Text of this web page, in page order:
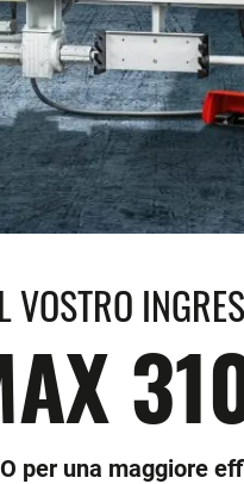
per una maggiore